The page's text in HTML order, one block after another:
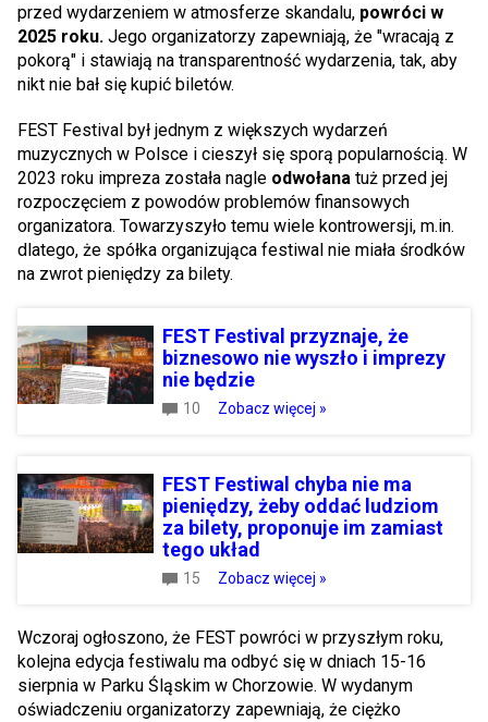
przed wydarzeniem w atmosferze skandalu, powróci w
2025 roku. Jego organizatorzy zapewniają, że "wracają z
pokorą" i stawiają na transparentność wydarzenia, tak, aby
nikt nie bał się kupić biletów.
FEST Festival był jednym z większych wydarzeń
muzycznych w Polsce i cieszył się sporą popularnością. W
2023 roku impreza została nagle odwołana tuż przed jej
rozpoczęciem z powodów problemów finansowych
organizatora. Towarzyszyło temu wiele kontrowersji, m.in.
dlatego, że spółka organizująca festiwal nie miała środków
na zwrot pieniędzy za bilety.
FEST Festival przyznaje, że
biznesowo nie wyszło i imprezy
nie będzie
10 Zobacz więcej »
FEST Festiwal chyba nie ma
pieniędzy, żeby oddać ludziom
za bilety, proponuje im zamiast
tego układ
15 Zobacz więcej »
Wczoraj ogłoszono, że FEST powróci w przyszłym roku,
kolejna edycja festiwalu ma odbyć się w dniach 15-16
sierpnia w Parku Śląskim w Chorzowie. W wydanym
oświadczeniu organizatorzy zapewniają, że ciężko